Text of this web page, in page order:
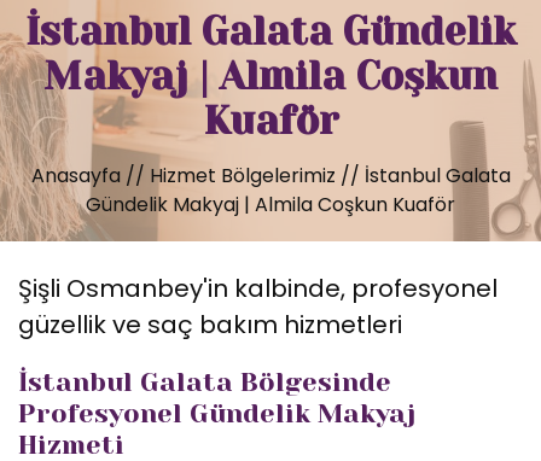
İstanbul Galata Gündelik
Makyaj | Almila Coşkun
Kuaför
Anasayfa // Hizmet Bölgelerimiz // İstanbul Galata
Gündelik Makyaj | Almila Coşkun Kuaför
Şişli Osmanbey'in kalbinde, profesyonel
güzellik ve saç bakım hizmetleri
İstanbul Galata Bölgesinde
Profesyonel Gündelik Makyaj
Hizmeti